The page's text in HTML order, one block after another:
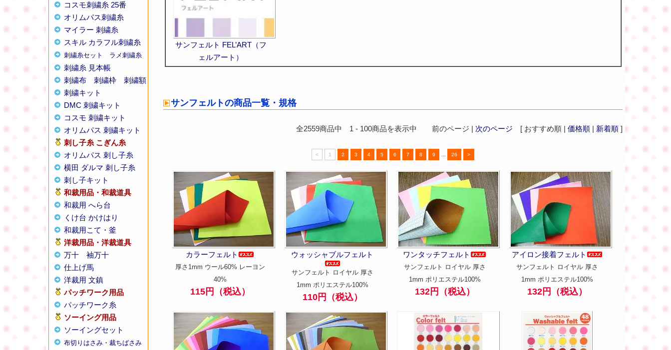
コスモ刺繍糸 25番
オリムパス刺繍糸
マイラー 刺繍糸
スキル カラフル刺繍糸
刺繍糸セット ラメ刺繍糸
刺繍糸 見本帳
刺繍布
刺繍枠
刺繍額
刺繍キット
DMC 刺繍キット
コスモ 刺繍キット
オリムパス 刺繍キット
刺し子糸 こぎん糸
オリムパス 刺し子糸
横田 ダルマ 刺し子糸
刺し子キット
和裁用品・和裁道具
和裁用 へら台
くけ台 かけはり
和裁用こて・釜
洋裁用品・洋裁道具
万十
袖万十
仕上げ馬
洋裁用 文鎮
パッチワーク用品
パッチワーク糸
ソーイング用品
ソーイングセット
布切りはさみ・裁ちばさみ
サンフェルト FEL’ART（フ
ェルアート）
サンフェルトの商品一覧・規格
全2559商品中 1 - 100商品を表示中 前のページ | 次のページ [ おすすめ順 | 価格順 | 新着順 ]
< 1 2 3 4 5 6 7 8 9 26 >
カラーフェルト
厚さ1mm ウール60% レーヨン
40%
115円（税込）
ウォッシャブルフェルト
サンフェルト ロイヤル 厚さ
1mm ポリエステル100%
110円（税込）
ワンタッチフェルト
サンフェルト ロイヤル 厚さ
1mm ポリエステル100%
132円（税込）
アイロン接着フェルト
サンフェルト ロイヤル 厚さ
1mm ポリエステル100%
132円（税込）